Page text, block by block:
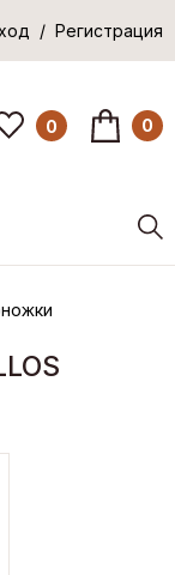
/ Регистрация
0 0